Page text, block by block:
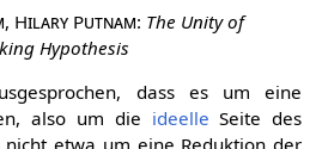
Hilary Putnam: The Unity of
Hypothesis
dass es um eine
also um die ideelle Seite des